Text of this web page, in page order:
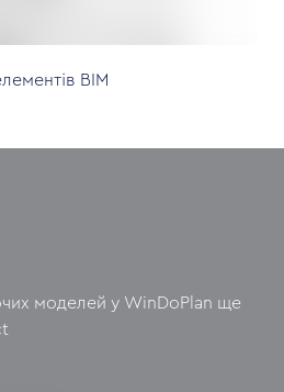
BIM
моделей у WinDoPlan ще